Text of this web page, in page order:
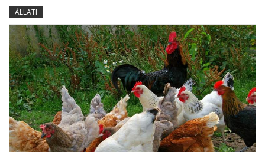
ÁLLATI